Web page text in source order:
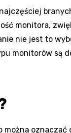
monitora,
nie jest to
monitorów są
oznaczać